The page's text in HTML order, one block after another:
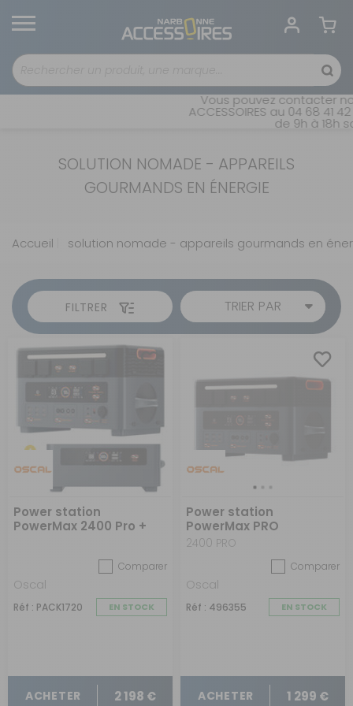
Vous pouvez contacter
ACCESSOIRES au 04 68 41
de 9h à 18h
SOLUTION NOMADE - APPAREILS
GOURMANDS EN ÉNERGIE
Accueil solution nomade - appareils gourmands en
FILTRER TRIER PAR
Power station
PowerMax 2400 Pro +
Comparer
Oscal
Réf : PACK1720 EN STOCK
ACHETER 2 198 €
Power station
PowerMax PRO
2400 PRO
Comparer
Oscal
Réf : 496355 EN STOCK
ACHETER 1 299 €